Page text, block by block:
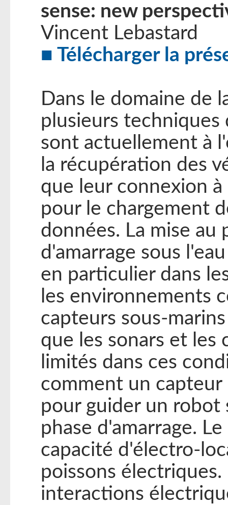
sense: new
Vincent Lebastard
Télécharger la
Dans le domaine de
plusieurs techniques
sont actuellement à
la récupération des
que leur connexion
pour le chargement
données. La mise
d'amarrage sous
en particulier dans
les environnements
capteurs sous-
que les sonars et les
limités dans ces
comment un
pour guider un robot
phase d'amarrage.
capacité d'électro-
poissons
interactions